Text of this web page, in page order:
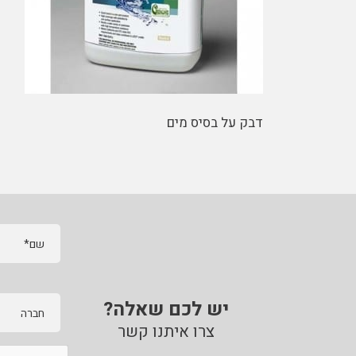
דבק על בסיס מים
יש לכם שאלה?
צרו איתנו קשר
שם*
חברה